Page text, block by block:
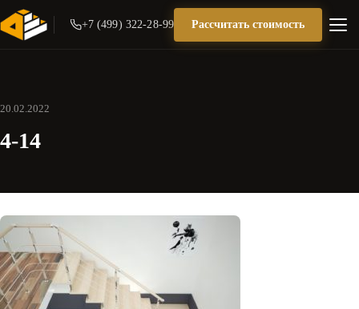
+7 (499) 322-28-99 Рассчитать стоимость
20.02.2022
4-14